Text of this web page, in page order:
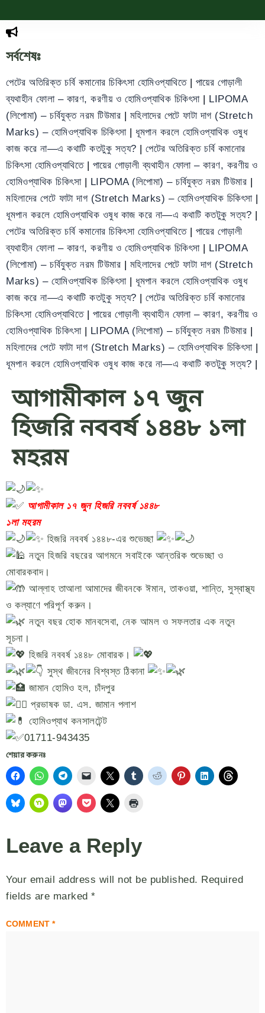
সর্বশেষঃ
পেটের অতিরিক্ত চর্বি কমানোর চিকিৎসা হোমিওপ্যাথিতে | পায়ের গোড়ালী
ব্যথাহীন ফোলা – কারণ, করণীয় ও হোমিওপ্যাথিক চিকিৎসা | LIPOMA
(লিপোমা) – চর্বিযুক্ত নরম টিউমার | মহিলাদের পেটে ফাটা দাগ (Stretch
Marks) – হোমিওপ্যাথিক চিকিৎসা | ধূমপান করলে হোমিওপ্যাথিক ওষুধ
কাজ করে না—এ কথাটি কতটুকু সত্য? | পেটের অতিরিক্ত চর্বি কমানোর
চিকিৎসা হোমিওপ্যাথিতে | পায়ের গোড়ালী ব্যথাহীন ফোলা – কারণ, করণীয় ও
হোমিওপ্যাথিক চিকিৎসা | LIPOMA (লিপোমা) – চর্বিযুক্ত নরম টিউমার |
মহিলাদের পেটে ফাটা দাগ (Stretch Marks) – হোমিওপ্যাথিক চিকিৎসা |
ধূমপান করলে হোমিওপ্যাথিক ওষুধ কাজ করে না—এ কথাটি কতটুকু সত্য? |
পেটের অতিরিক্ত চর্বি কমানোর চিকিৎসা হোমিওপ্যাথিতে | পায়ের গোড়ালী
ব্যথাহীন ফোলা – কারণ, করণীয় ও হোমিওপ্যাথিক চিকিৎসা | LIPOMA
(লিপোমা) – চর্বিযুক্ত নরম টিউমার | মহিলাদের পেটে ফাটা দাগ (Stretch
Marks) – হোমিওপ্যাথিক চিকিৎসা | ধূমপান করলে হোমিওপ্যাথিক ওষুধ
কাজ করে না—এ কথাটি কতটুকু সত্য? | পেটের অতিরিক্ত চর্বি কমানোর
চিকিৎসা হোমিওপ্যাথিতে | পায়ের গোড়ালী ব্যথাহীন ফোলা – কারণ, করণীয় ও
হোমিওপ্যাথিক চিকিৎসা | LIPOMA (লিপোমা) – চর্বিযুক্ত নরম টিউমার |
মহিলাদের পেটে ফাটা দাগ (Stretch Marks) – হোমিওপ্যাথিক চিকিৎসা |
ধূমপান করলে হোমিওপ্যাথিক ওষুধ কাজ করে না—এ কথাটি কতটুকু সত্য? |
আগামীকাল ১৭ জুন
হিজরি নববর্ষ ১৪৪৮ ১লা
মহরম
আগামীকাল ১৭ জুন হিজরি নববর্ষ ১৪৪৮
১লা মহরম
হিজরি নববর্ষ ১৪৪৮-এর শুভেচ্ছা
নতুন হিজরি বছরের আগমনে সবাইকে আন্তরিক শুভেচ্ছা ও
মোবারকবাদ।
আল্লাহ তাআলা আমাদের জীবনকে ঈমান, তাকওয়া, শান্তি, সুস্বাস্থ্য
ও কল্যাণে পরিপূর্ণ করুন।
নতুন বছর হোক মানবসেবা, নেক আমল ও সফলতার এক নতুন
সূচনা।
হিজরি নববর্ষ ১৪৪৮ মোবারক।
সুস্থ জীবনের বিশ্বস্ত ঠিকানা
জামান হোমিও হল, চাঁদপুর
প্রভাষক ডা. এস. জামান পলাশ
হোমিওপ্যাথ কনসালটেন্ট
01711-943435
শেয়ার করুনঃ
Leave a Reply
Your email address will not be published. Required
fields are marked *
COMMENT*